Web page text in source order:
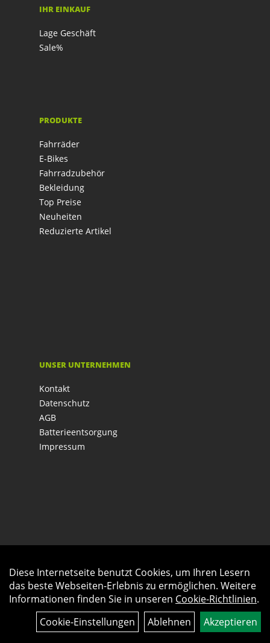
IHR EINKAUF
Lage Geschäft
Sale%
PRODUKTE
Fahrräder
E-Bikes
Fahrradzubehör
Bekleidung
Top Preise
Neuheiten
Reduzierte Artikel
UNSER UNTERNEHMEN
Kontakt
Datenschutz
AGB
Batterieentsorgung
Impressum
Diese Internetseite benutzt Cookies, um Ihren Lesern
das beste Webseiten-Erlebnis zu ermöglichen. Weitere
Informationen finden Sie in unseren Cookie-Richtlinien.
Cookie-Einstellungen
Ablehnen Akzeptieren
Auftrag widerrufen